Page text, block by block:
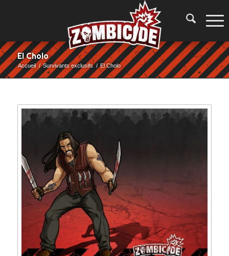
El Cholo
Accueil / Survivants exclusifs / El Cholo